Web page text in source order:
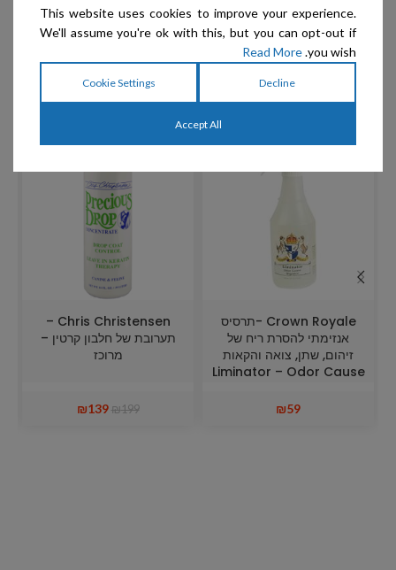
מוצרים קשורים
Crown Royale -תרסיס
אנזימתי להסרת ריח של
זיהום, שתן, צואה והקאות
Liminator – Odor Cause
₪59
Chris Christensen –
תערובת של חלבון קרטין –
מרוכז
₪199
₪139
This website uses cookies to improve your experience.
We'll assume you're ok with this, but you can opt-out if
you wish.
Read More
Decline
Cookie Settings
Accept All